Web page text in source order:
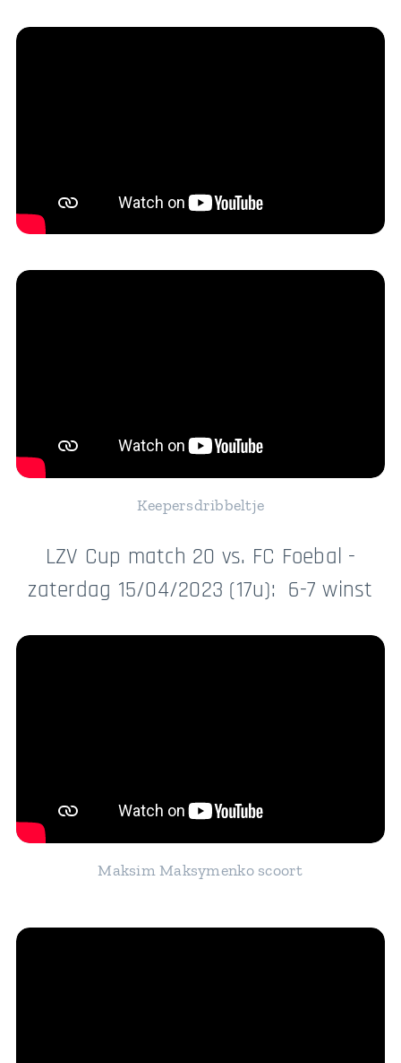
Keepersdribbeltje
LZV Cup match 20 vs. FC Foebal -
zaterdag 15/04/2023 (17u): 6-7 winst
Maksim Maksymenko scoort